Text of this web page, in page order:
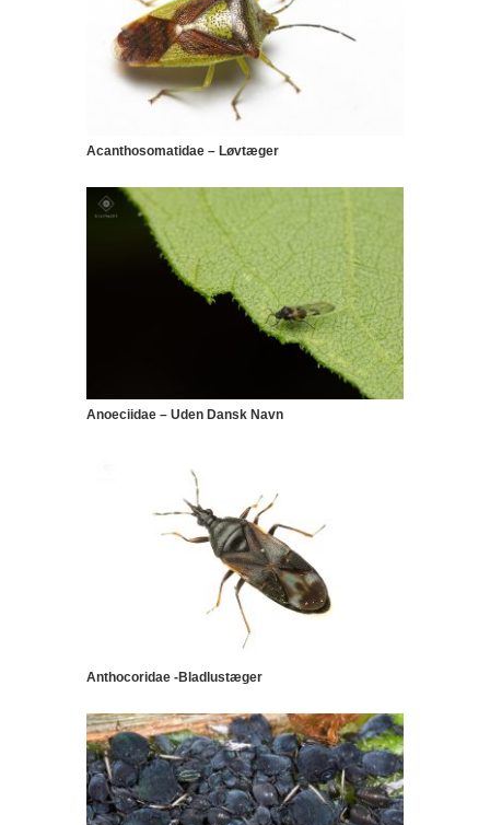
Acanthosomatidae – Løvtæger
Anoeciidae – Uden Dansk Navn
Anthocoridae -Bladlustæger